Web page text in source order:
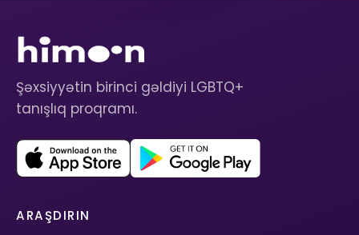
Şəxsiyyətin birinci gəldiyi LGBTQ+
tanışlıq proqramı.
ARAŞDIRIN